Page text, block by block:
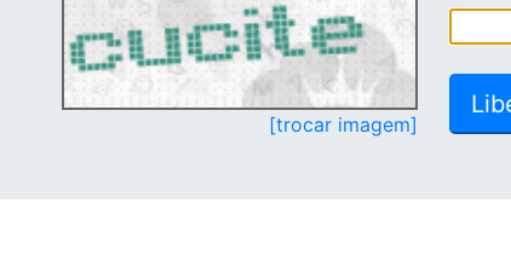
[trocar imagem]